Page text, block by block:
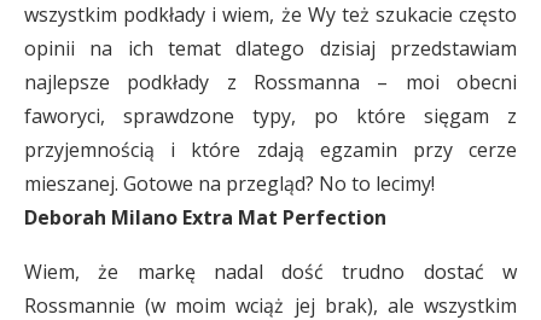
wszystkim podkłady i wiem, że Wy też szukacie często
opinii na ich temat dlatego dzisiaj przedstawiam
najlepsze podkłady z Rossmanna – moi obecni
faworyci, sprawdzone typy, po które sięgam z
przyjemnością i które zdają egzamin przy cerze
mieszanej. Gotowe na przegląd? No to lecimy!
Deborah Milano Extra Mat Perfection
Wiem, że markę nadal dość trudno dostać w
Rossmannie (w moim wciąż jej brak), ale wszystkim